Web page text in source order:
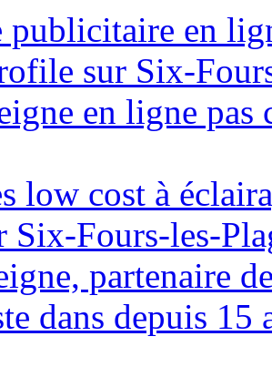
publicitaire en
sur Six-
en ligne pas
low cost à
Six-Fours-les-
partenaire
dans depuis 15